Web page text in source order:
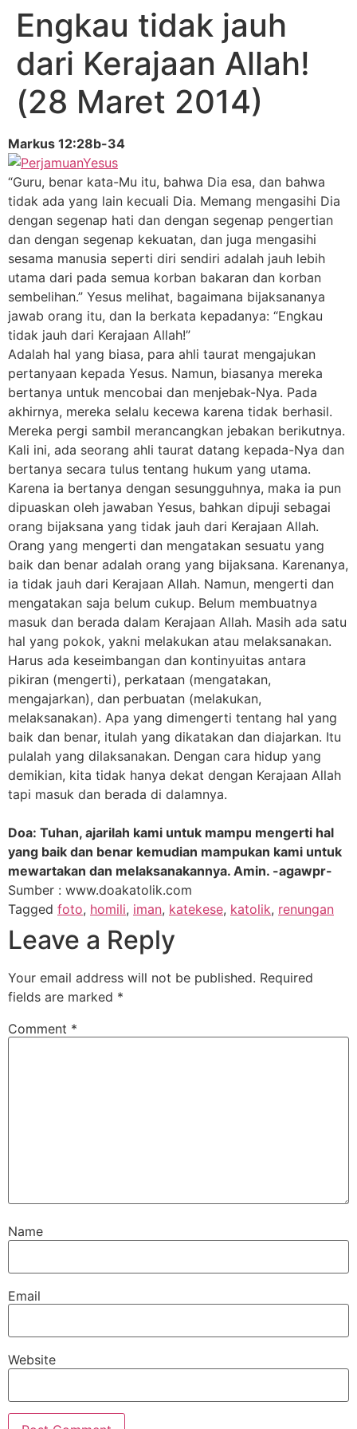
Engkau tidak jauh
dari Kerajaan Allah!
(28 Maret 2014)
Markus 12:28b-34
“Guru, benar kata-Mu itu, bahwa Dia esa, dan bahwa
tidak ada yang lain kecuali Dia. Memang mengasihi Dia
dengan segenap hati dan dengan segenap pengertian
dan dengan segenap kekuatan, dan juga mengasihi
sesama manusia seperti diri sendiri adalah jauh lebih
utama dari pada semua korban bakaran dan korban
sembelihan.” Yesus melihat, bagaimana bijaksananya
jawab orang itu, dan Ia berkata kepadanya: “Engkau
tidak jauh dari Kerajaan Allah!”
Adalah hal yang biasa, para ahli taurat mengajukan
pertanyaan kepada Yesus. Namun, biasanya mereka
bertanya untuk mencobai dan menjebak-Nya. Pada
akhirnya, mereka selalu kecewa karena tidak berhasil.
Mereka pergi sambil merancangkan jebakan berikutnya.
Kali ini, ada seorang ahli taurat datang kepada-Nya dan
bertanya secara tulus tentang hukum yang utama.
Karena ia bertanya dengan sesungguhnya, maka ia pun
dipuaskan oleh jawaban Yesus, bahkan dipuji sebagai
orang bijaksana yang tidak jauh dari Kerajaan Allah.
Orang yang mengerti dan mengatakan sesuatu yang
baik dan benar adalah orang yang bijaksana. Karenanya,
ia tidak jauh dari Kerajaan Allah. Namun, mengerti dan
mengatakan saja belum cukup. Belum membuatnya
masuk dan berada dalam Kerajaan Allah. Masih ada satu
hal yang pokok, yakni melakukan atau melaksanakan.
Harus ada keseimbangan dan kontinyuitas antara
pikiran (mengerti), perkataan (mengatakan,
mengajarkan), dan perbuatan (melakukan,
melaksanakan). Apa yang dimengerti tentang hal yang
baik dan benar, itulah yang dikatakan dan diajarkan. Itu
pulalah yang dilaksanakan. Dengan cara hidup yang
demikian, kita tidak hanya dekat dengan Kerajaan Allah
tapi masuk dan berada di dalamnya.
Doa: Tuhan, ajarilah kami untuk mampu mengerti hal
yang baik dan benar kemudian mampukan kami untuk
mewartakan dan melaksanakannya. Amin. -agawpr-
Sumber : www.doakatolik.com
Tagged foto, homili, iman, katekese, katolik, renungan
Leave a Reply
Your email address will not be published. Required
fields are marked *
Comment *
Name
Email
Website